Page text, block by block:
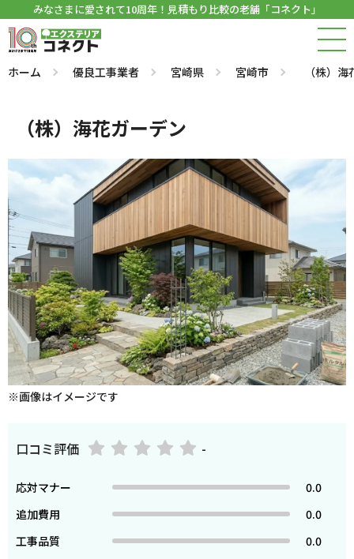
みなさまに愛されて10周年！見積もり比較の老舗「コネクト」
ホーム 優良工事業者 宮崎県 宮崎市 （株）
（株）海花ガーデン
※画像はイメージです
口コミ評価 -
応対マナー
0.0
追加費用
0.0
工事品質
0.0